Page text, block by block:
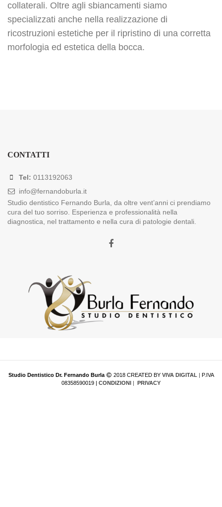
collaterali. Oltre agli sbiancamenti siamo
specializzati anche nella realizzazione di
ricostruzioni estetiche per il ripristino di una corretta
morfologia ed estetica della bocca.
CONTATTI
Tel: 0113192063
info@fernandoburla.it
Studio dentistico Fernando Burla, da oltre vent’anni ci prendiamo
cura del tuo sorriso. Esperienza e professionalità nella
diagnostica, nel trattamento e nella cura di patologie dentali.
Studio Dentistico Dr. Fernando Burla 2018 CREATED BY VIVA DIGITAL | P.IVA
08358590019 | CONDIZIONI | PRIVACY